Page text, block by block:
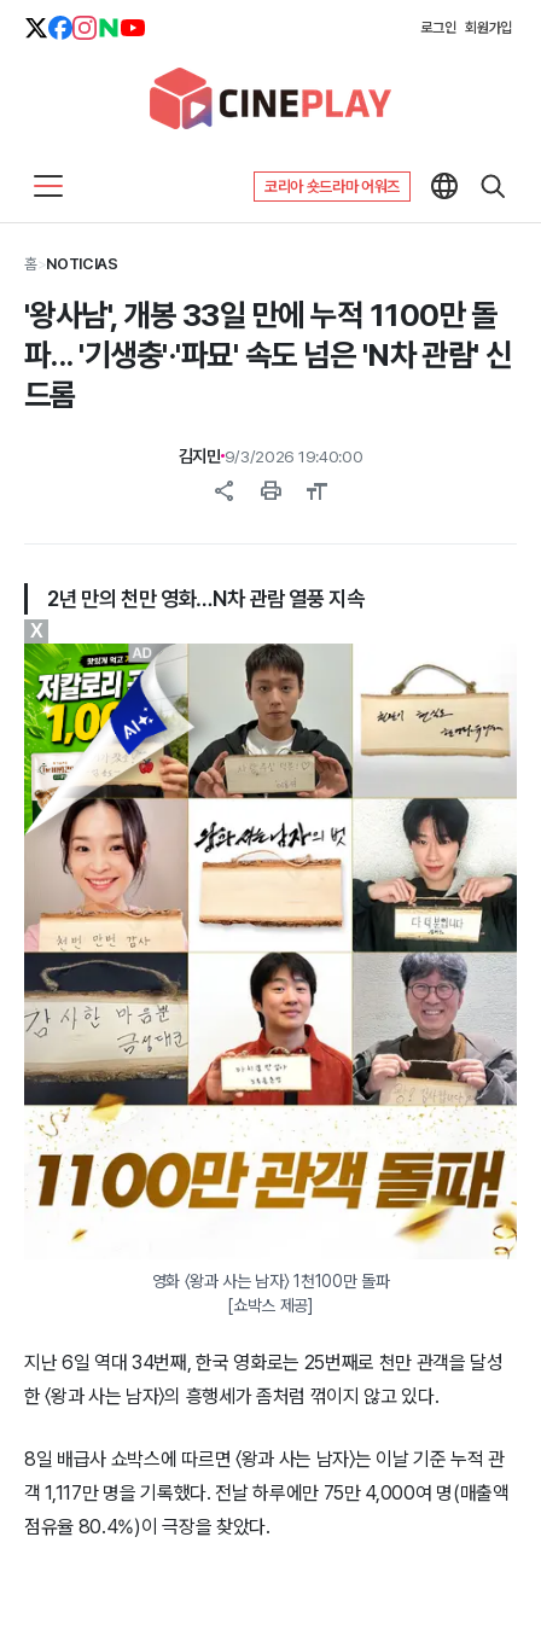
로그인 회원가입
코리아 숏드라마 어워즈
홈>NOTICIAS
'왕사남', 개봉 33일 만에 누적 1100만 돌
파... '기생충'·'파묘' 속도 넘은 'N차 관람' 신
드롬
김지민 9/3/2026 19:40:00
share print format_size
2년 만의 천만 영화…N차 관람 열풍 지속
영화 〈왕과 사는 남자〉 1천100만 돌파
[쇼박스 제공]
지난 6일 역대 34번째, 한국 영화로는 25번째로 천만 관객을 달성
한 〈왕과 사는 남자〉의 흥행세가 좀처럼 꺾이지 않고 있다.
8일 배급사 쇼박스에 따르면 〈왕과 사는 남자〉는 이날 기준 누적 관
객 1,117만 명을 기록했다. 전날 하루에만 75만 4,000여 명(매출액
점유율 80.4%)이 극장을 찾았다.
X